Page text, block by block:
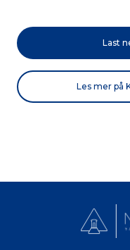
Last
Les mer på